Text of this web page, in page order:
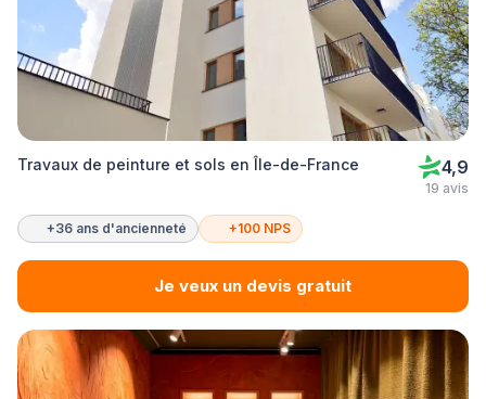
Travaux de peinture et sols en Île-de-France 4,9
19 avis
+36 ans d'ancienneté +100 NPS
Je veux un devis gratuit